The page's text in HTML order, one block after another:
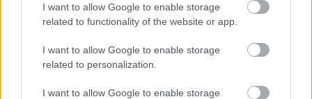
I want to allow Google to enable storage
related to functionality of the website or app.
I want to allow Google to enable storage
related to personalization.
I want to allow Google to enable storage
Prepárate para alucinar con estas criaturas